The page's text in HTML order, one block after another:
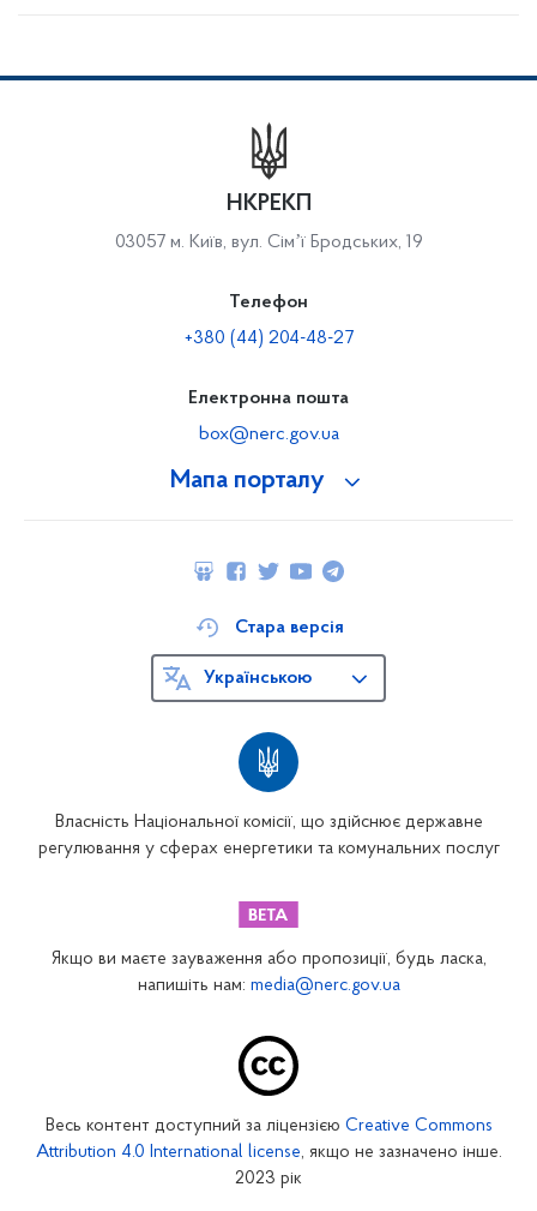
Мапа порталу
НКРЕКП
03057 м. Київ, вул. Сімʼї Бродських, 19
Телефон
+380 (44) 204-48-27
Електронна пошта
box@nerc.gov.ua
Власність Національної комісії, що здійснює державне
регулювання у сферах енергетики та комунальних послуг
Стара версія
Українською
Якщо ви маєте зауваження або пропозиції, будь ласка,
напишіть нам: media@nerc.gov.ua
Весь контент доступний за ліцензією Creative Commons
Attribution 4.0 International license, якщо не зазначено інше.
2023 рік